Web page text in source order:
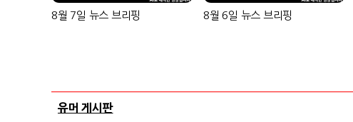
8월 7일 뉴스 브리핑 8월 6일 뉴스 브리핑
유머 게시판